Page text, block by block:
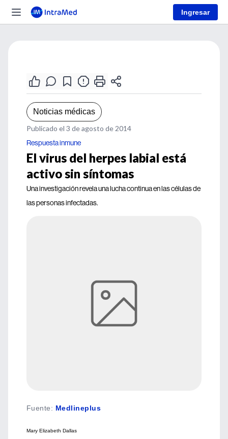
Ingresar
Noticias médicas
Publicado el 3 de agosto de 2014
Respuesta inmune
El virus del herpes labial está
activo sin síntomas
Una investigación revela una lucha continua en las células de
las personas infectadas.
Fuente: Medlineplus
Mary Elizabeth Dallas